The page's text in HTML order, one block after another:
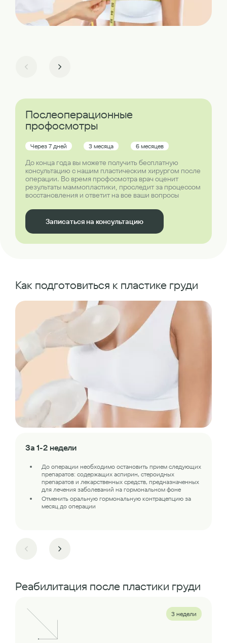
Послеоперационные
профосмотры
Через 7 дней 3 месяца 6 месяцев
До конца года вы можете получить бесплатную
консультацию с нашим пластическим хирургом после
операции. Во время профосмотра врач оценит
результаты маммопластики, проследит за процессом
восстановления и ответит на все ваши вопросы
Записаться на консультацию
Как подготовиться к пластике груди
За 1-2 недели
До операции необходимо остановить прием следующих
препаратов: содержащих аспирин, стероидных
препаратов и лекарственных средств, предназначенных
для лечения заболеваний на гормональном фоне
Отменить оральную гормональную контрацепцию за
месяц до операции
Реабилитация после пластики груди
3 недели